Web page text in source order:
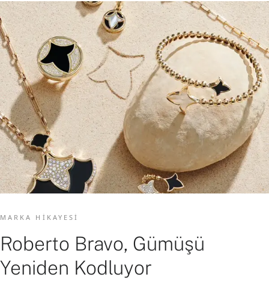
MARKA HIKAYESI
Roberto Bravo, Gümüşü
Yeniden Kodluyor